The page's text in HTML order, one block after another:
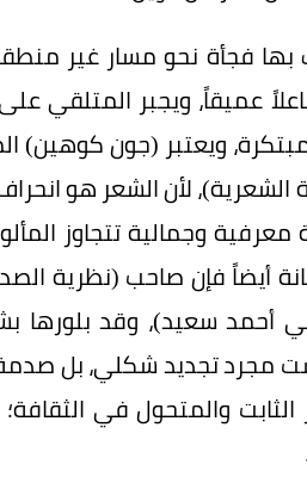
بها فجأة نحو مسار غير
عميقاً، ويجبر المتلقي
ويعتبر (جون كوهين)
لأن الشعر هو
وجمالية تتجاوز
أيضاً فإن صاحب (نظرية
أحمد سعيد)، وقد
مجرد تجديد شكلي، بل صدمة
الثابت والمتحول في